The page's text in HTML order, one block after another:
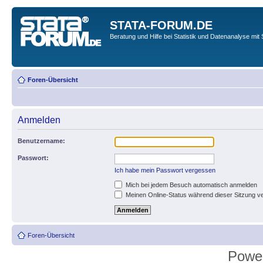
STATA-FORUM.DE
Beratung und Hilfe bei Statistik und Datenanalyse mit
Foren-Übersicht
Anmelden
Benutzername:
Passwort:
Ich habe mein Passwort vergessen
Mich bei jedem Besuch automatisch anmelden
Meinen Online-Status während dieser Sitzung
Foren-Übersicht